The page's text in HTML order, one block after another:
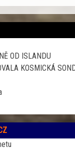
OD ISLANDU
KOSMICKÁ